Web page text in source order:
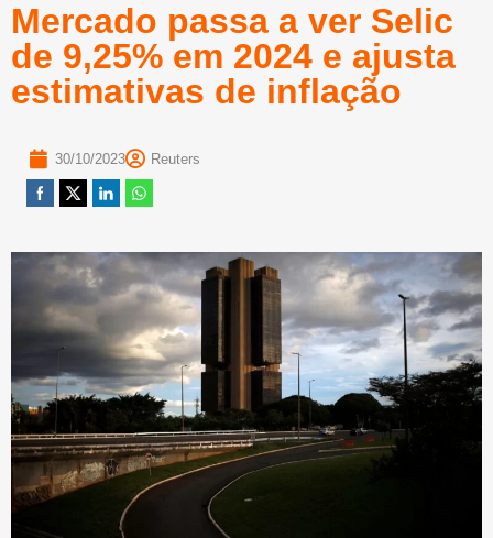
Mercado passa a ver Selic
de 9,25% em 2024 e ajusta
estimativas de inflação
30/10/2023 Reuters